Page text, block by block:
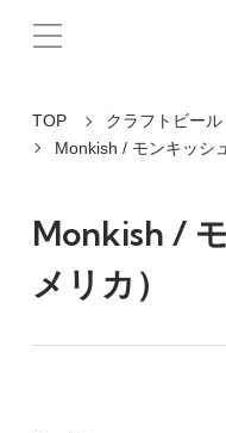
TOP
クラフトビール
Monkish / モンキッシ
Monkish /
メリカ）